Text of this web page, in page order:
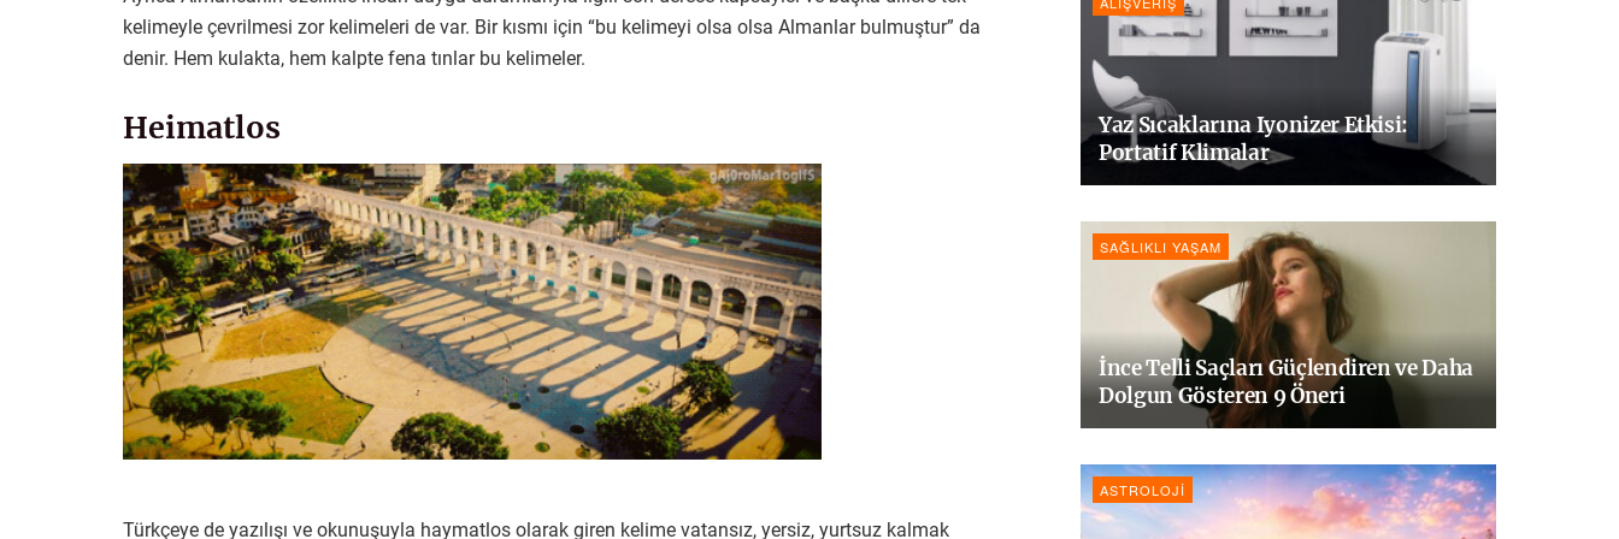
kelimeyle çevrilmesi zor kelimeleri de var. Bir kısmı için “bu kelimeyi olsa olsa Almanlar bulmuştur” da
denir. Hem kulakta, hem kalpte fena tınlar bu kelimeler.
Heimatlos
Türkçeye de yazılışı ve okunuşuyla haymatlos olarak giren kelime vatansız, yersiz, yurtsuz kalmak
Yaz Sıcaklarına Iyonizer Etkisi:
Portatif Klimalar
SAĞLIKLI YAŞAM
İnce Telli Saçları Güçlendiren ve Daha
Dolgun Gösteren 9 Öneri
ASTROLOJI